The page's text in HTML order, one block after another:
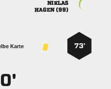

 
73’
Karte